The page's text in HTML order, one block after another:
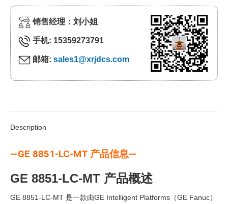
销售经理：刘小姐
手机: 15359273791
邮箱: sales1@xrjdcs.com
Description
—GE 8851-LC-MT 产品信息—
GE 8851-LC-MT 产品概述
GE 8851-LC-MT 是一款由GE Intelligent Platforms（GE Fanuc）